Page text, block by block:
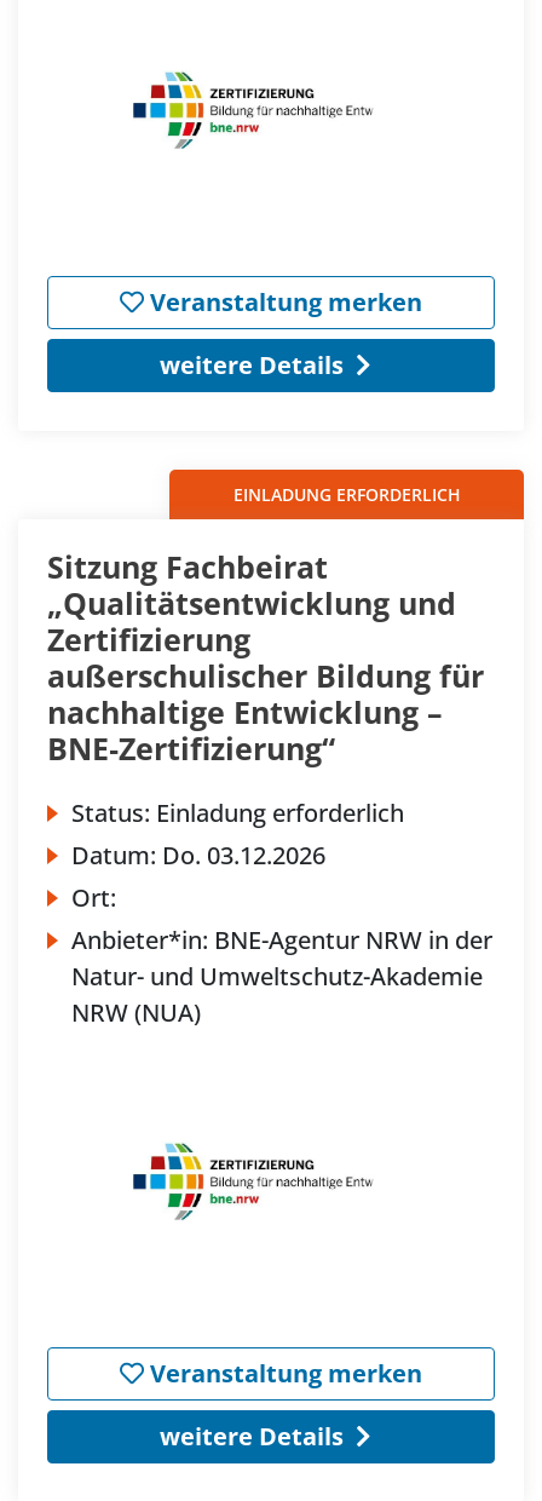
Veranstaltung merken
weitere Details
EINLADUNG ERFORDERLICH
Sitzung Fachbeirat
„Qualitätsentwicklung und
Zertifizierung
außerschulischer Bildung für
nachhaltige Entwicklung –
BNE‐Zertifizierung“
Status: Einladung erforderlich
Datum: Do. 03.12.2026
Ort:
Anbieter*in: BNE-Agentur NRW in der
Natur- und Umweltschutz-Akademie
NRW (NUA)
Veranstaltung merken
weitere Details